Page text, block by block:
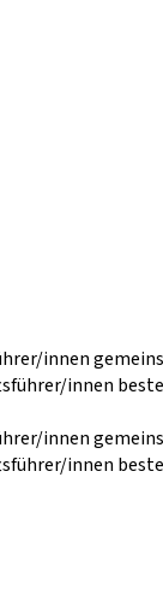
innen
innen
innen
innen